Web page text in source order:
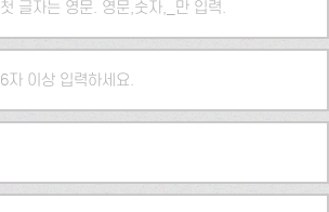
첫 글자는 영문. 영문,숫자,_만 입력.
6자 이상 입력하세요.